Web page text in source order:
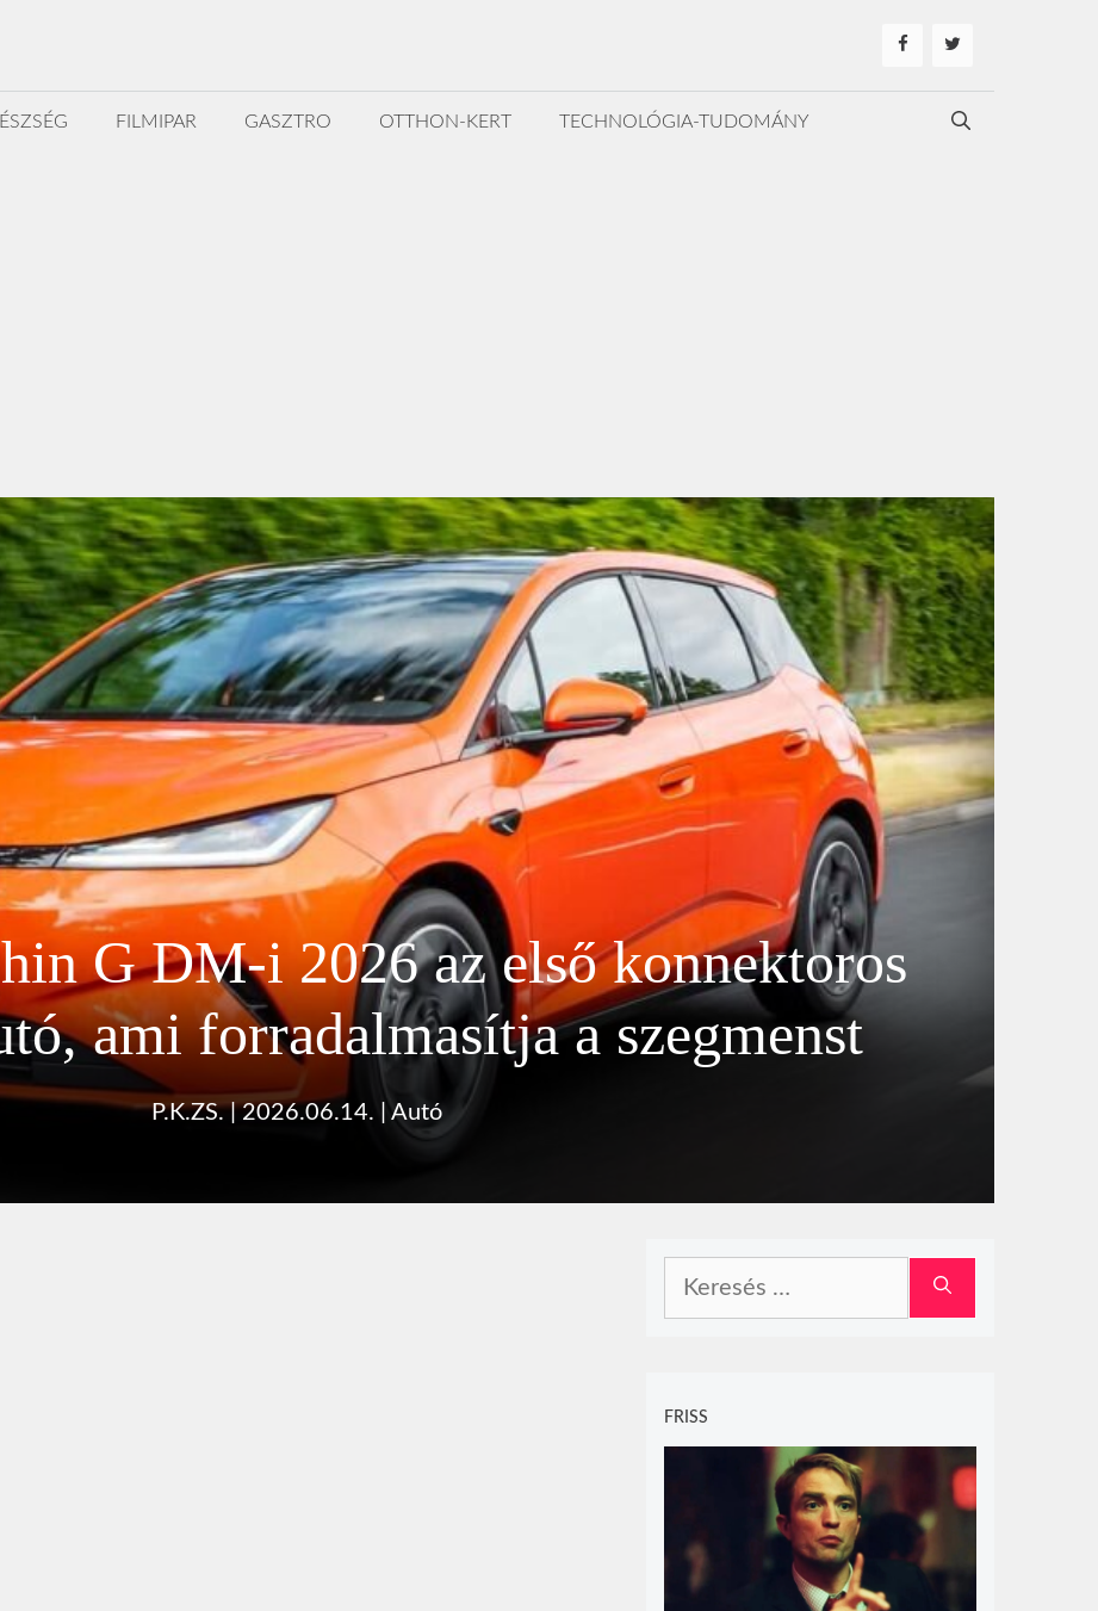
FILMIPAR GASZTRO OTTHON-KERT TECHNOLÓGIA-TUDOMÁNY
G DM-i 2026 az első konnektoros
ami forradalmasítja a szegmenst
P.K.ZS.|2026.06.14. |Autó
FRISS